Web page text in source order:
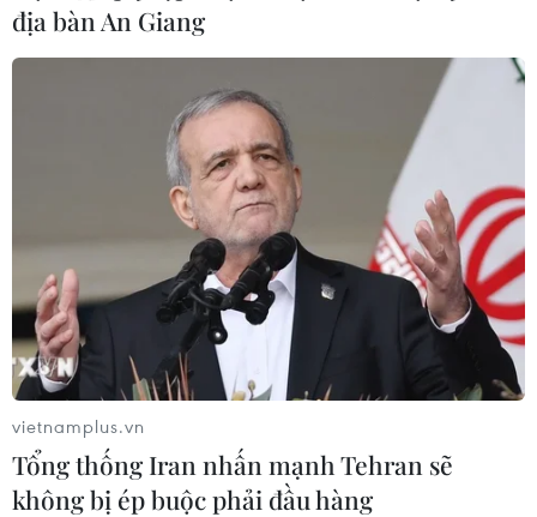
địa bàn An Giang
vietnamplus.vn
Tổng thống Iran nhấn mạnh Tehran sẽ
không bị ép buộc phải đầu hàng